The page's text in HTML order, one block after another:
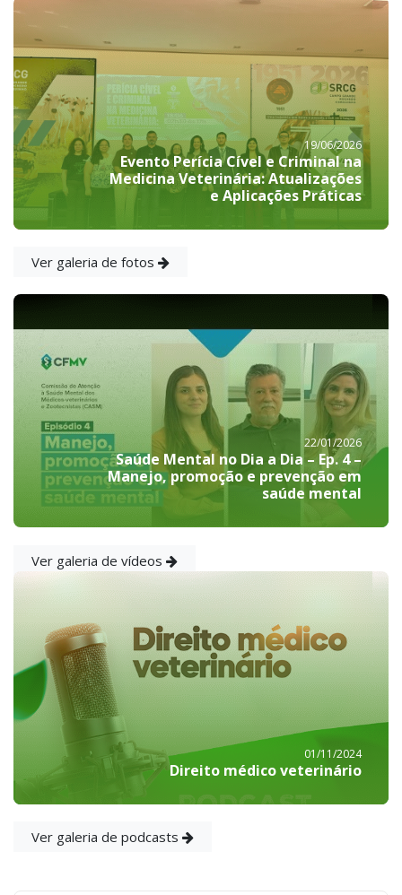
19/06/2026
Evento Perícia Cível e Criminal na
Medicina Veterinária: Atualizações
e Aplicações Práticas
Ver galeria de fotos
22/01/2026
Saúde Mental no Dia a Dia – Ep. 4 –
Manejo, promoção e prevenção em
saúde mental
Ver galeria de vídeos
01/11/2024
Direito médico veterinário
Ver galeria de podcasts